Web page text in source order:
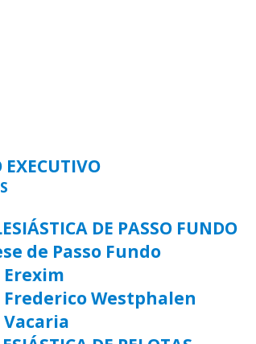
EXECUTIVO
DE PASSO FUNDO
de Passo Fundo
Erexim
Frederico Westphalen
Vacaria